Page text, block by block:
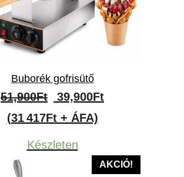
Buborék gofrisütő
51,900Ft
Original
price
was:
51,900Ft.
39,900FtCurrent
39,900Ft.
(31 417Ft + ÁFA)
Készleten
AKCIÓ!